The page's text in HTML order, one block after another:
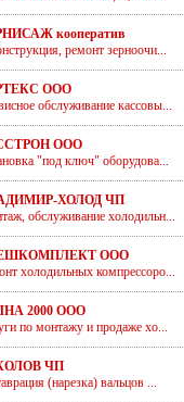
кооператив
ремонт зерноочи...
ООО
обслуживание кассовы...
ООО
"под ключ" оборудова...
ХОЛОД ЧП
обслуживание холодильн...
ООО
холодильных компрессоро...
2000 ООО
по монтажу и продаже хо...
ЧП
(нарезка) вальцов ...